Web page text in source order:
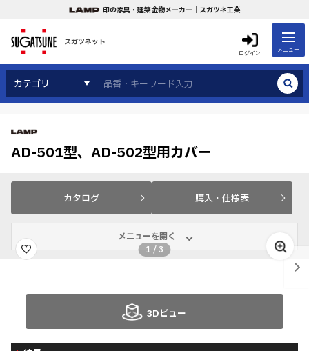
印の家具・建築金物メーカー｜スガツネ工業
スガツネット
ログイン メニュー
カテゴリ
AD-501型、AD-502型用カバー
カタログ 購入・仕様表
メニューを開く
1 /3
3Dビュー